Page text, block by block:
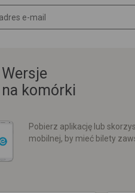
Wersje
na komórki
Pobierz aplikację lub
mobilnej, by mieć bilety